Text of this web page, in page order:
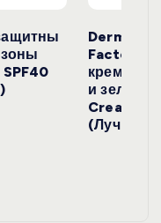
Derma
крем с
и
Cream
(Лучшая